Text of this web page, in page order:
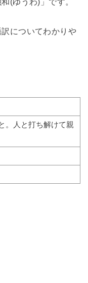
についてわかりや
。人と打ち解けて親